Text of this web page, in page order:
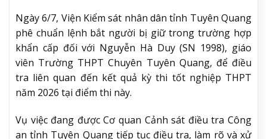
Ngày 6/7, Viện Kiểm sát nhân dân tỉnh Tuyên Quang
phê chuẩn lệnh bắt người bị giữ trong trường hợp
khẩn cấp đối với Nguyễn Hà Duy (SN 1998), giáo
viên Trường THPT Chuyên Tuyên Quang, để điều
tra liên quan đến kết quả kỳ thi tốt nghiệp THPT
năm 2026 tại điểm thi này.
Vụ việc đang được Cơ quan Cảnh sát điều tra Công
an tỉnh Tuyên Quang tiếp tục điều tra, làm rõ và xử